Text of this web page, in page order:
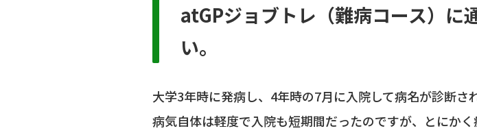
atGPジョブトレ（難病コース）に
い。
大学3年時に発病し、4年時の7月に入院して病名が診断さ
病気自体は軽度で入院も短期間だったのですが、とにか